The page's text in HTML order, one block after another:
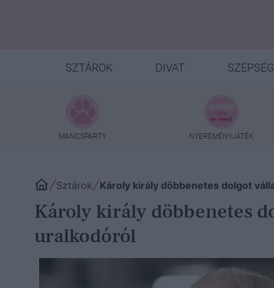
SZTÁROK DIVAT SZÉPSÉG
MANCSPARTY NYEREMÉNYJÁTÉK
Sztárok Károly király döbbenetes dolgot
Károly király döbbenetes
uralkodóról